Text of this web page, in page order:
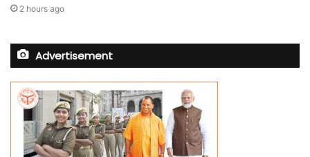
2 hours ago
Advertisement